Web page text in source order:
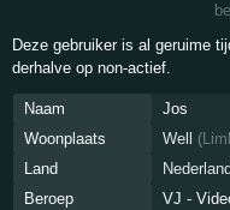
Deze gebruiker is al geruime
derhalve op non-actief.
Naam
Jos
Woonplaats
Well (
Land
Beroep
VJ -